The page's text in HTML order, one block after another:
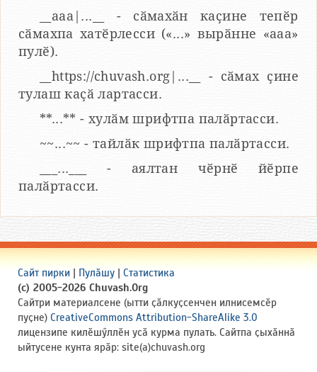
__aaa|...__ - сӑмахӑн каҫине тепӗр
сӑмахпа хатӗрлесси («...» вырӑнне «ааа»
пулӗ).
__https://chuvash.org|...__ - сӑмах ҫине
тулаш каҫӑ лартасси.
**...** - хулӑм шрифтпа палӑртасси.
~~...~~ - тайлӑк шрифтпа палӑртасси.
___...___ - аялтан чӗрнӗ йӗрпе
палӑртасси.
Сайт пирки | Пулӑшу | Статистика
(c) 2005-2026 Chuvash.Org
Сайтри материалсене (ытти ҫӑлкуҫсенчен илнисемсӗр
пуҫне) CreativeCommons Attribution-ShareAlike 3.0
лицензипе килӗшӳллӗн усӑ курма пулать. Сайтпа ҫыхӑннӑ
ыйтусене кунта ярӑр: site(a)chuvash.org